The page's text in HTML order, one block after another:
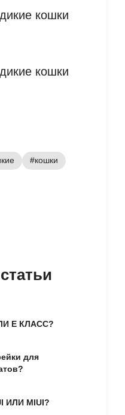
#кошки
E КЛАСС?
для
ИЛИ MIUI?